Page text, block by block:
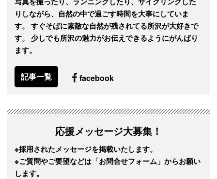
りしながら、自然の中で過ごす時間を大事にしていま
す。 すぐそばに素敵な自然が残されてる所沢が大好きで
す。 少しでも所沢の魅力がお伝えできるようにがんばり
ます。
記事一覧 facebook
応援メッセージ大募集！
※採用されたメッセージを掲載いたします。
※ご質問やご要望などは「お問合せフォーム」からお願い
します。